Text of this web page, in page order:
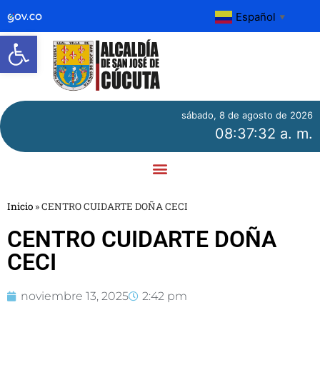
Abrir barra de herramientas
Español ▼
sábado, 8 de agosto de 2026
08:37:32 a. m.
Inicio »CENTRO CUIDARTE DOÑA CECI
CENTRO CUIDARTE DOÑA
CECI
noviembre 13, 2025 2:42 pm